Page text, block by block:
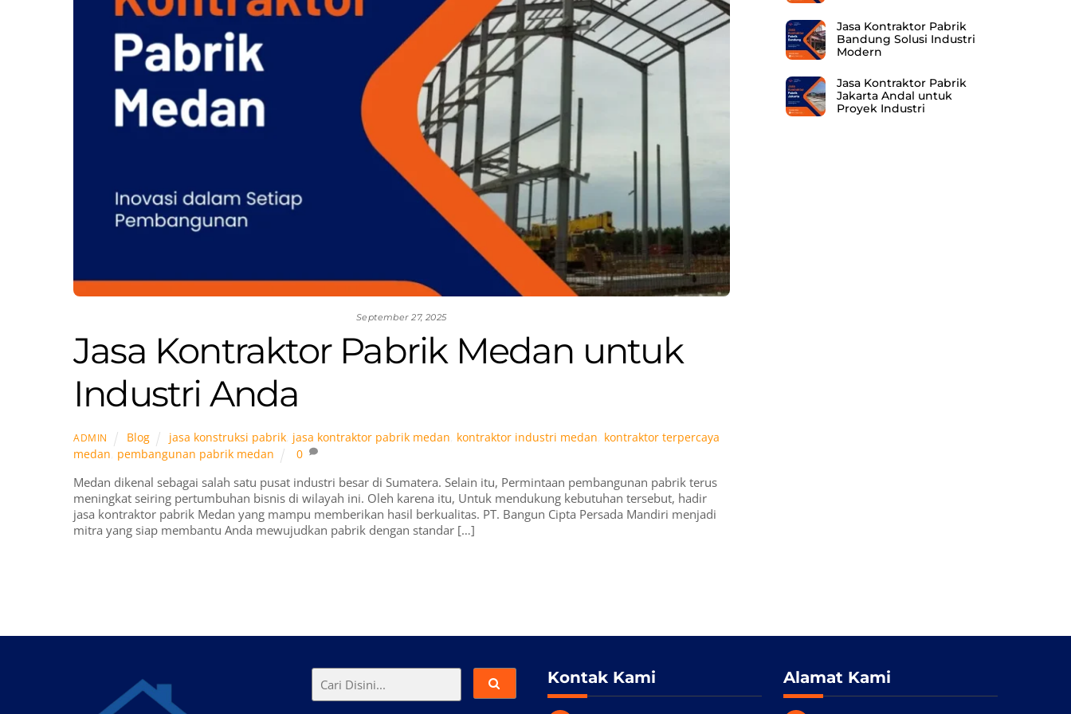
September 27, 2025
Jasa Kontraktor Pabrik Medan untuk
Industri Anda
ADMIN Blog jasa konstruksi pabrik jasa kontraktor pabrik medan kontraktor industri medan kontraktor terpercaya
medan pembangunan pabrik medan 0
Medan dikenal sebagai salah satu pusat industri besar di Sumatera. Selain itu, Permintaan pembangunan pabrik terus
meningkat seiring pertumbuhan bisnis di wilayah ini. Oleh karena itu, Untuk mendukung kebutuhan tersebut, hadir
jasa kontraktor pabrik Medan yang mampu memberikan hasil berkualitas. PT. Bangun Cipta Persada Mandiri menjadi
mitra yang siap membantu Anda mewujudkan pabrik dengan standar […]
Jasa Kontraktor Pabrik
Bandung Solusi Industri
Modern
Jasa Kontraktor Pabrik
Jakarta Andal untuk
Proyek Industri
Kontak Kami Alamat Kami